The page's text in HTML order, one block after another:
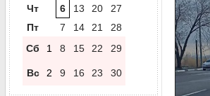
Чт 6 13 20
27
Пт
7 14 21
28
Сб
1 8 15 22 29
Вс 2 9 16 23 30